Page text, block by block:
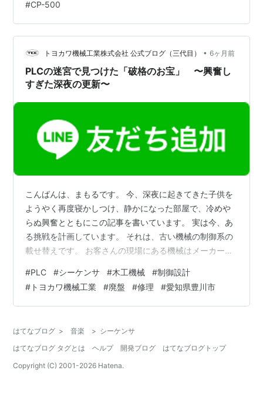
をいただきました。 「この機械、調子はいいんだけど、
もし電気回路（制御盤）が壊れたらもう直せないんだよ
ね？止まったら困るなぁ……」と 見せていただいたの
は、TAIYO製のプレナ「CP-5…
#CP-500
トヨカワ機械工業株式会社 公式ブログ（三代目） • 6ヶ月前
PLCの迷宮で見つけた「破格のお宝」 〜興奮し
すぎた深夜の更新〜
こんばんは、まもるです。 今、深夜に起きてきた子供を
ようやく再度寝かしつけ、静かになった部屋で、冷めや
らぬ興奮とともにこの記事を書いています。 実は今、あ
る挑戦を計画しています。 それは、古い機械の制御系の
載せ替えです。 お客さんの現場にある機械はメーカーで
まえば修理業者も手を出せません。 いわば「引退待ち」
の状態です。 壊れたらどうしようと不安に思いながら使
っているお客さんも多いのではないでしょうか。 しか
「業者ができないなら、自分でPLCを使って制御を組み
直そう」と決意しました。 ■ 型番…
#PLC #シーケンサ #木工機械 #制御設計
# トヨカワ機械工業 #廃盤 #修理 #愛知県豊川市
はてなブログ > 音楽 > シーケンサ
はてなブログ タグとは
ヘルプ 開発ブログ
はてなブログトップ
Copyright (C) 2001-2026 Hatena.